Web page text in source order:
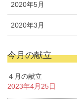
2020年5月
2020年3月
今月の献立
４月の献立
2023年4月25日